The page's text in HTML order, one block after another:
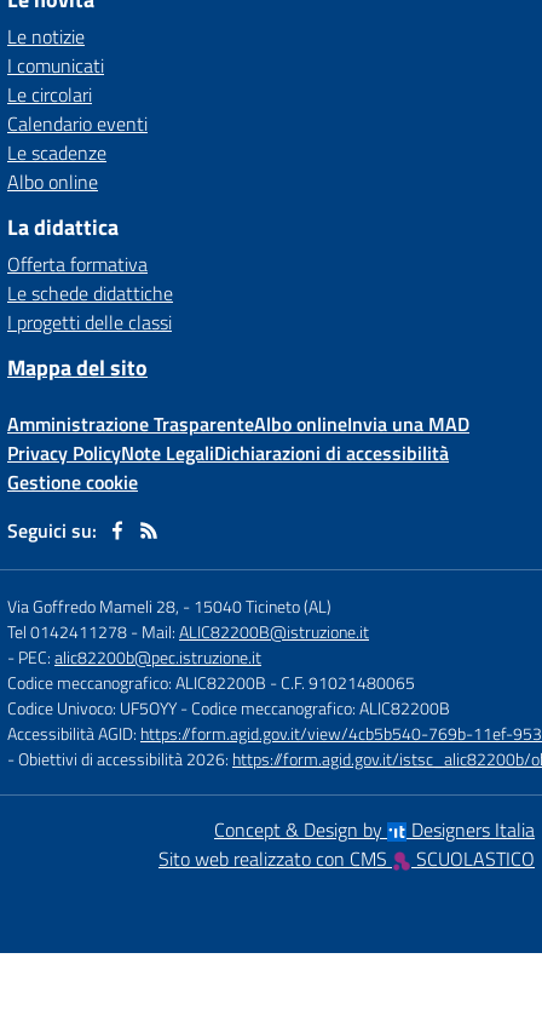
Le notizie
I comunicati
Le circolari
Calendario eventi
Le scadenze
Albo online
La didattica
Offerta formativa
Le schede didattiche
I progetti delle classi
Mappa del sito
Amministrazione TrasparenteAlbo onlineInvia una MAD
Privacy PolicyNote LegaliDichiarazioni di accessibilità
Gestione cookie
Seguici su:
Via Goffredo Mameli 28, -15040 Ticineto (AL)
Tel 0142411278- Mail:ALIC82200B@istruzione.it
- PEC:alic82200b@pec.istruzione.it
Codice meccanografico: ALIC82200B - C.F. 91021480065
Codice Univoco: UF5OYY- Codice meccanografico: ALIC82200B
Accessibilità AGID: https://form.agid.gov.it/view/4cb5b540-769b-11ef-
- Obiettivi di accessibilità 2026: https://form.agid.gov.it/
Concept & Design by
Designers Italia
Sito web realizzato con CMS
SCUOLASTICO